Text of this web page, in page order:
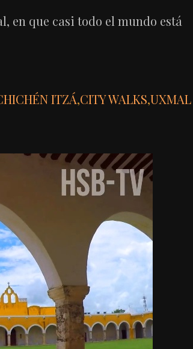
en que casi todo el mundo está
ITZÁ,CITY WALKS,UXMAL